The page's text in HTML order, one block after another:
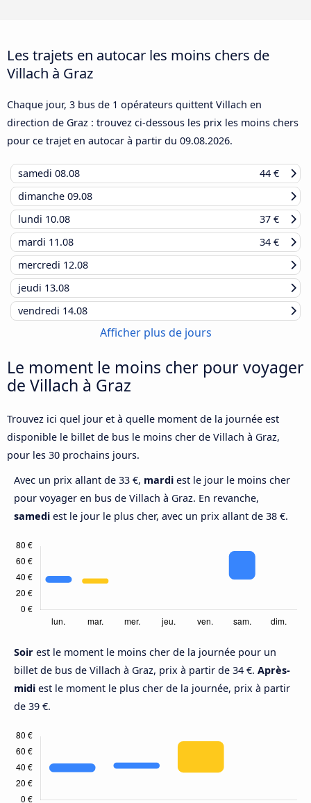
Les trajets en autocar les moins chers de
Villach à Graz
Chaque jour, 3 bus de 1 opérateurs quittent Villach en
direction de Graz : trouvez ci-dessous les prix les moins chers
pour ce trajet en autocar à partir du 09.08.2026.
samedi 08.08
44 €
dimanche 09.08
lundi 10.08
37 €
mardi 11.08
34 €
mercredi 12.08
jeudi 13.08
vendredi 14.08
Afficher plus de jours
Le moment le moins cher pour voyager
de Villach à Graz
Trouvez ici quel jour et à quelle moment de la journée est
disponible le billet de bus le moins cher de Villach à Graz,
pour les 30 prochains jours.
Avec un prix allant de 33 €, mardi est le jour le moins cher
pour voyager en bus de Villach à Graz. En revanche,
samedi est le jour le plus cher, avec un prix allant de 38 €.
Soir est le moment le moins cher de la journée pour un
billet de bus de Villach à Graz, prix à partir de 34 €. Après-
midi est le moment le plus cher de la journée, prix à partir
de 39 €.